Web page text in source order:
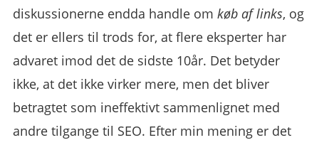
diskussionerne endda handle omkøb af links, og
det er ellers til trods for, at flere eksperter har
advaret imod det de sidste 10år. Det betyder
ikke, at det ikke virker mere, men det bliver
betragtet som ineffektivt sammenlignet med
andre tilgange til SEO. Efter min mening er det